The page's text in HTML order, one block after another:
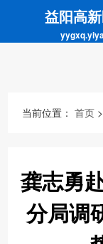
益阳高
互动交流
当前位置：首页 >
龚志勇
分局调